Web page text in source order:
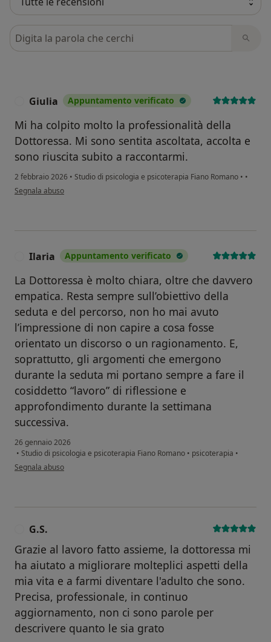
Cerca nelle recensioni
Giulia Appuntamento verificato
Mi ha colpito molto la professionalità della
Dottoressa. Mi sono sentita ascoltata, accolta e
sono riuscita subito a raccontarmi.
2 febbraio 2026 • Studio di psicologia e psicoterapia Fiano Romano • •
secondo l'opinione dell'utente Giulia
Segnala abuso
Ilaria Appuntamento verificato
La Dottoressa è molto chiara, oltre che davvero
empatica. Resta sempre sull’obiettivo della
seduta e del percorso, non ho mai avuto
l’impressione di non capire a cosa fosse
orientato un discorso o un ragionamento. E,
soprattutto, gli argomenti che emergono
durante la seduta mi portano sempre a fare il
cosiddetto “lavoro” di riflessione e
approfondimento durante la settimana
successiva.
26 gennaio 2026
• Studio di psicologia e psicoterapia Fiano Romano • psicoterapia •
secondo l'opinione dell'utente Ilaria
Segnala abuso
G.S.
Grazie al lavoro fatto assieme, la dottoressa mi
ha aiutato a migliorare molteplici aspetti della
mia vita e a farmi diventare l'adulto che sono.
Precisa, professionale, in continuo
aggiornamento, non ci sono parole per
descrivere quanto le sia grato